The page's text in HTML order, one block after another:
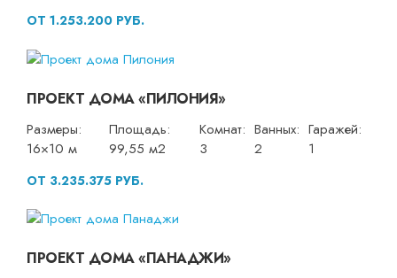
ОТ 1.253.200 РУБ.
ПРОЕКТ ДОМА «ПИЛОНИЯ»
Размеры:
16×10 м
Площадь:
99,55 м2
Комнат:
3
Ванных:
2
Гаражей:
1
ОТ 3.235.375 РУБ.
ПРОЕКТ ДОМА «ПАНАДЖИ»